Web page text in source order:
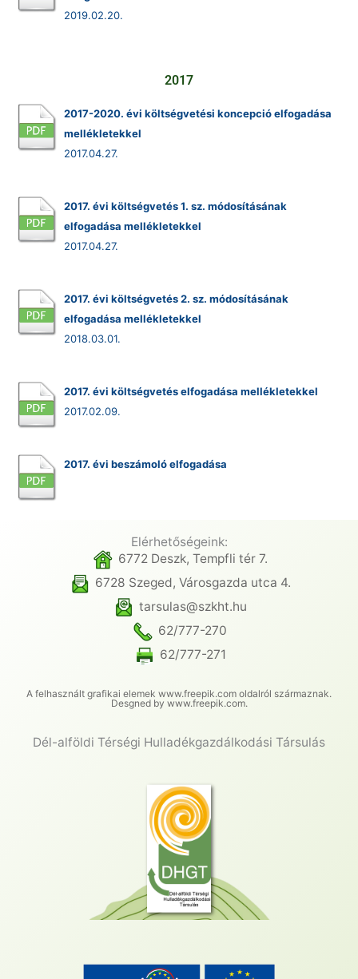
2019.02.20.
2017
2017-2020. évi költségvetési koncepció elfogadása
mellékletekkel
2017.04.27.
2017. évi költségvetés 1. sz. módosításának
elfogadása mellékletekkel
2017.04.27.
2017. évi költségvetés 2. sz. módosításának
elfogadása mellékletekkel
2018.03.01.
2017. évi költségvetés elfogadása mellékletekkel
2017.02.09.
2017. évi beszámoló elfogadása
Elérhetőségeink:
6772 Deszk, Tempfli tér 7.
6728 Szeged, Városgazda utca 4.
tarsulas@szkht.hu
62/777-270
62/777-271
A felhasznált grafikai elemek www.freepik.com oldalról származnak.
Desgned by www.freepik.com.
Dél-alföldi Térségi Hulladékgazdálkodási Társulás